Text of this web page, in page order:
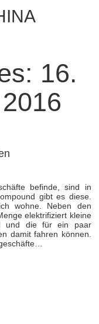
16.
befinde, sind in
gibt es diese.
wohne. Neben den
elektrifiziert kleine
und die für ein paar
damit fahren können.